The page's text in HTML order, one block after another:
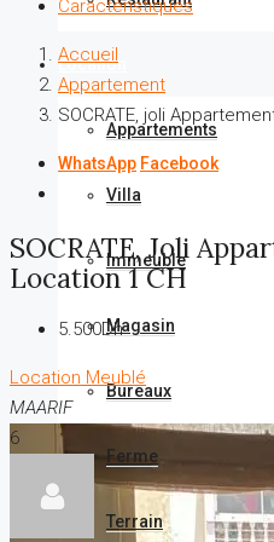
Location
Appartements
Villa
Immeuble
Magasin
Bureaux
Ferme
Terrain
Caractéristiques
Accueil
Appartement
SOCRATE, joli
WhatsApp Facebook
SOCRATE, Joli
Location 1 CH
5.500Dh
Location Meublé
MAARIF
6